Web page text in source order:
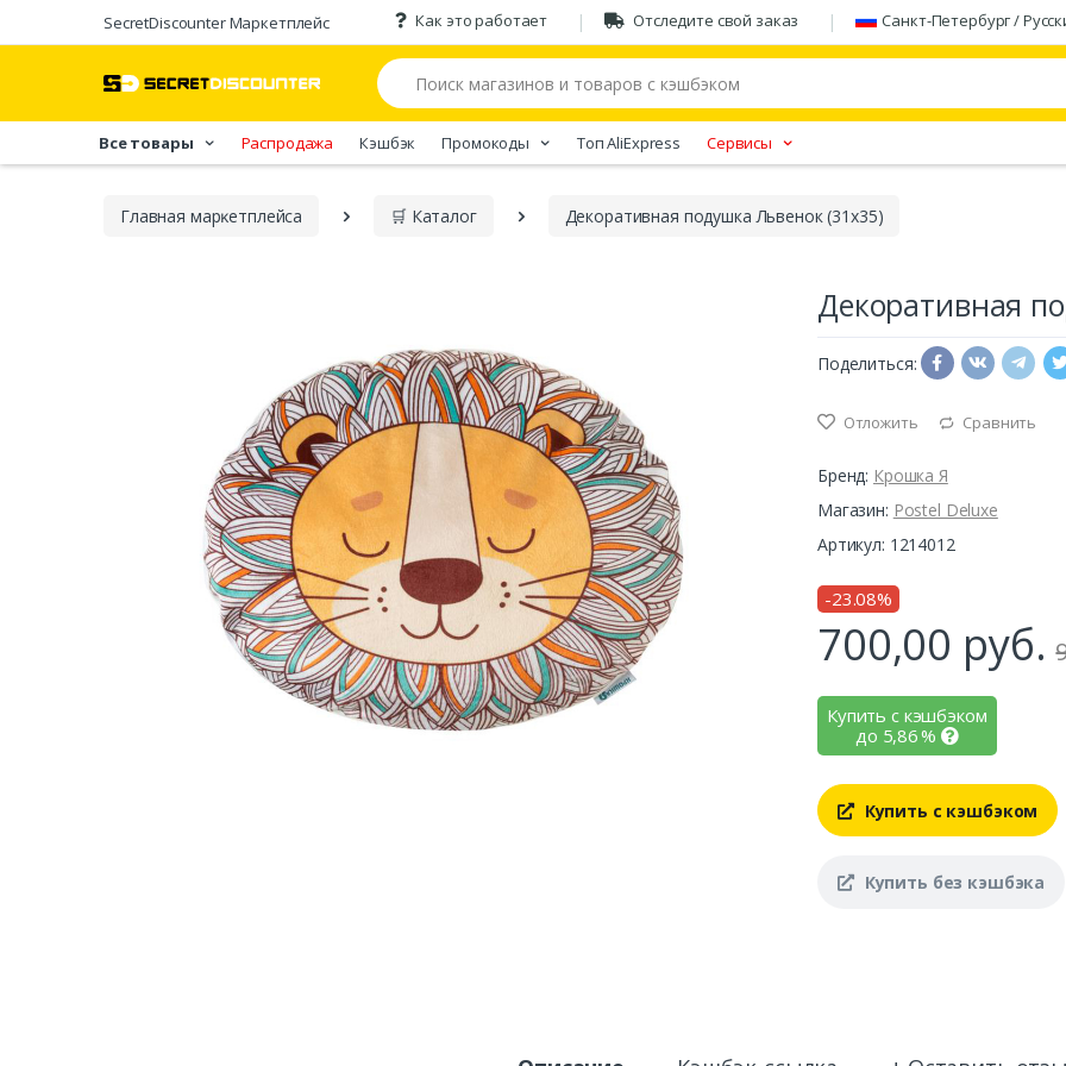
SecretDiscounter Маркетплейс Как это работает Отследите свой заказ Санкт-Петербург /
Все товары Распродажа Кэшбэк Промокоды Tоп AliExpress Сервисы
Главная марĸетплейса 🛒 Каталог Декоративная подушка Львенок (31х35)
Декоративная
Поделиться:
Отложить Сравнить
Бренд: Крошка Я
Магазин: Postel Deluxe
Артикул: 1214012
-23.08%
700,00 руб.
Купить с кэшбэком
до 5,86%
Купить с кэшбэком
Купить без кэшбэка